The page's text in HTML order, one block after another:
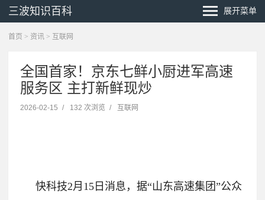
三波知识百科 展开菜单
首页 > 资讯 > 互联网
全国首家！京东七鲜小厨进军高速
服务区 主打新鲜现炒
2026-02-15 / 132 次浏览 / 互联网
快科技2月15日消息，据“山东高速集团”公众